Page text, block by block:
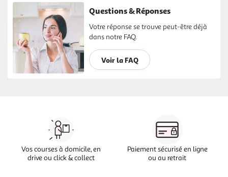
Questions & Réponses
Votre réponse se trouve peut-être déjà
dans notre FAQ.
Voir la FAQ
Vos courses à domicile, en
drive ou click & collect
Paiement sécurisé en ligne
ou au retrait